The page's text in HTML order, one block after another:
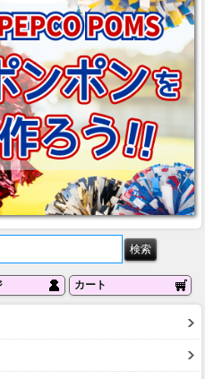
カート